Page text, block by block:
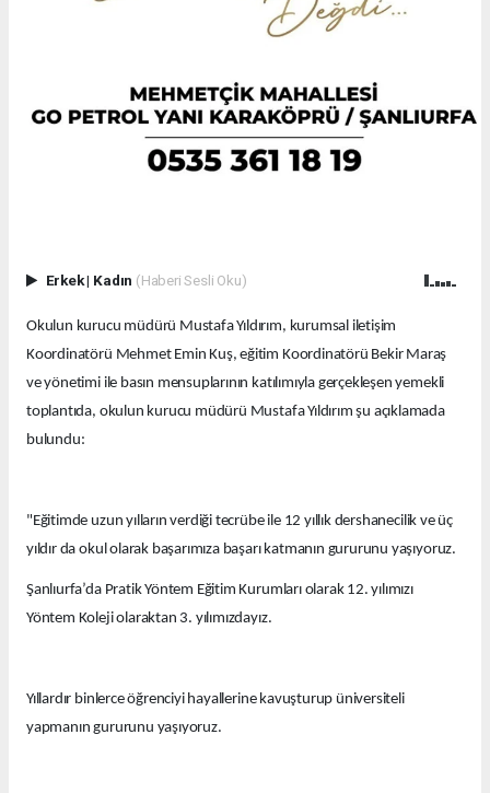
Erkek| Kadın (Haberi Sesli Oku)
Okulun kurucu müdürü Mustafa Yıldırım, kurumsal iletişim
Koordinatörü Mehmet Emin Kuş, eğitim Koordinatörü Bekir Maraş
ve yönetimi ile basın mensuplarının katılımıyla gerçekleşen yemekli
toplantıda, okulun kurucu müdürü Mustafa Yıldırım şu açıklamada
bulundu:
"Eğitimde uzun yılların verdiği tecrübe ile 12 yıllık dershanecilik ve üç
yıldır da okul olarak başarımıza başarı katmanın gururunu yaşıyoruz.
Şanlıurfa’da Pratik Yöntem Eğitim Kurumları olarak 12. yılımızı
Yöntem Koleji olaraktan 3. yılımızdayız.
Yıllardır binlerce öğrenciyi hayallerine kavuşturup üniversiteli
yapmanın gururunu yaşıyoruz.